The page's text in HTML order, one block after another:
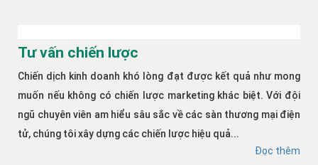
Tư vấn chiến lược
Chiến dịch kinh doanh khó lòng đạt được kết quả như mong
muốn nếu không có chiến lược marketing khác biệt. Với đội
ngũ chuyên viên am hiểu sâu sắc về các sàn thương mại điện
tử, chúng tôi xây dựng các chiến lược hiệu quả...
Đọc thêm